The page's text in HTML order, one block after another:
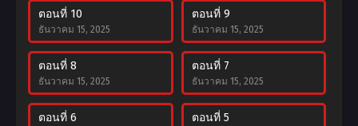
ตอนที่ 10
ธันวาคม 15, 2025
ตอนที่ 9
ธันวาคม 15, 2025
ตอนที่ 8
ธันวาคม 15, 2025
ตอนที่ 7
ธันวาคม 15, 2025
ตอนที่ 6 ตอนที่ 5